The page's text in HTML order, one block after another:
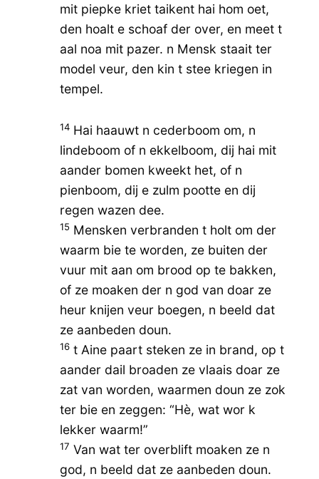
mit piepke kriet taikent hai hom oet,
den hoalt e schoaf der over, en meet t
aal noa mit pazer. n Mensk staait ter
model veur, den kin t stee kriegen in
tempel.
14Hai haauwt n cederboom om, n
lindeboom of n ekkelboom, dij hai mit
aander bomen kweekt het, of n
pienboom, dij e zulm pootte en dij
regen wazen dee.
15 Mensken verbranden t holt om der
waarm bie te worden, ze buiten der
vuur mit aan om brood op te bakken,
of ze moaken der n god van doar ze
heur knijen veur boegen, n beeld dat
ze aanbeden doun.
16t Aine paart steken ze in brand, op t
aander dail broaden ze vlaais doar ze
zat van worden, waarmen doun ze zok
ter bie en zeggen: “Hè, wat wor k
lekker waarm!”
17 Van wat ter overblift moaken ze n
god, n beeld dat ze aanbeden doun.